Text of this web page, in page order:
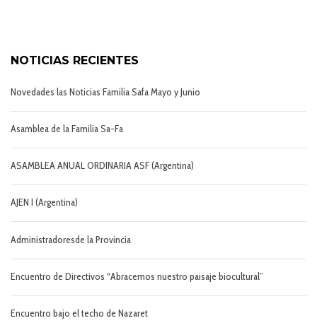
NOTICIAS RECIENTES
Novedades las Noticias Familia Safa Mayo y Junio
Asamblea de la Familia Sa-Fa
ASAMBLEA ANUAL ORDINARIA ASF (Argentina)
AJEN I (Argentina)
Administradoresde la Provincia
Encuentro de Directivos “Abracemos nuestro paisaje biocultural”
Encuentro bajo el techo de Nazaret